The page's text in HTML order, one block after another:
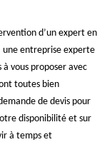
d’un expert en
une entreprise experte
à vous proposer avec
toutes bien
de devis pour
disponibilité et sur
à temps et